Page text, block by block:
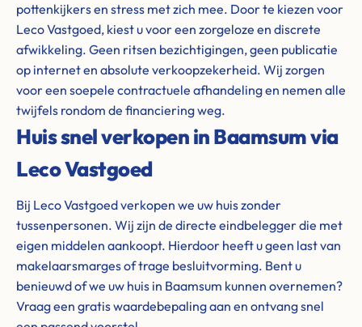
pottenkijkers en stress met zich mee. Door te kiezen voor
Leco Vastgoed, kiest u voor een zorgeloze en discrete
afwikkeling. Geen ritsen bezichtigingen, geen publicatie
op internet en absolute verkoopzekerheid. Wij zorgen
voor een soepele contractuele afhandeling en nemen alle
twijfels rondom de financiering weg.
Huis snel verkopen in Baamsum via
Leco Vastgoed
Bij Leco Vastgoed verkopen we uw huis zonder
tussenpersonen. Wij zijn de directe eindbelegger die met
eigen middelen aankoopt. Hierdoor heeft u geen last van
makelaarsmarges of trage besluitvorming. Bent u
benieuwd of we uw huis in Baamsum kunnen overnemen?
Vraag een gratis waardebepaling aan en ontvang snel